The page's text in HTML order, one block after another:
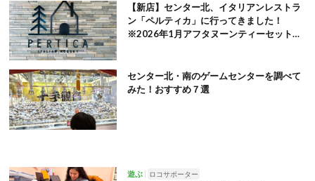
【新店】センター北、イタリアンレストラ
ン「ペルティカ」に行ってきました！
※2026年1月アフタヌーンティーセット追
センター北・南のゲームセンターを調べて
みた！おすすめ７選
遊ぶ ロコサポーター